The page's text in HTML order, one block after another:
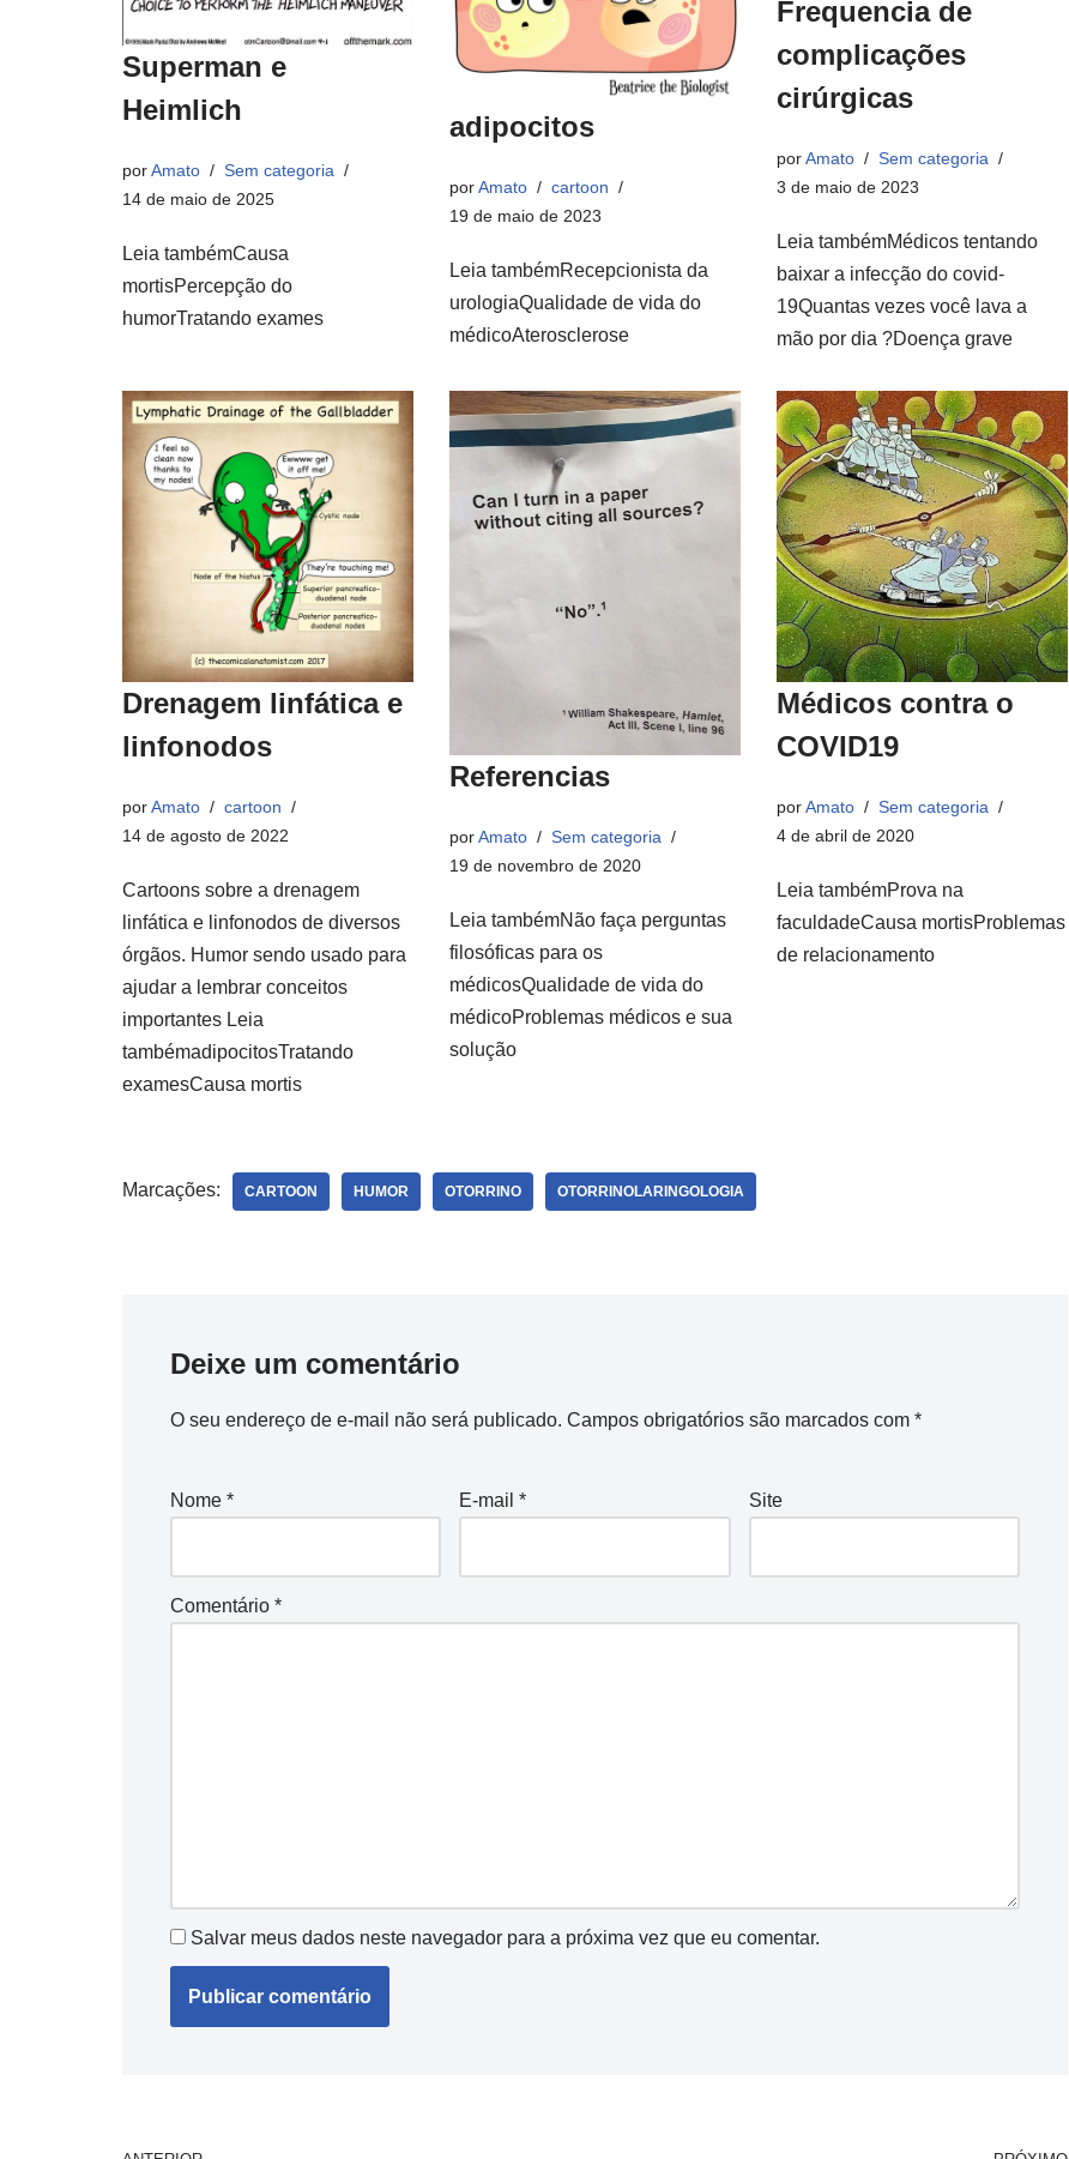
Superman e
Heimlich
porAmato
Sem categoria
14 de maio de 2025
Leia tambémCausa
mortisPercepção do
humorTratando exames
adipocitos
porAmato
cartoon
19 de maio de 2023
Leia tambémRecepcionista da
urologiaQualidade de vida do
médicoAterosclerose
Frequencia de
complicações
cirúrgicas
porAmato
Sem categoria
3 de maio de 2023
Leia tambémMédicos tentando
baixar a infecção do covid-
19Quantas vezes você lava a
mão por dia ?Doença grave
Drenagem linfática e
linfonodos
porAmato
cartoon
14 de agosto de 2022
Cartoons sobre a drenagem
linfática e linfonodos de diversos
órgãos. Humor sendo usado para
ajudar a lembrar conceitos
importantes Leia
tambémadipocitosTratando
examesCausa mortis
Referencias
porAmato
Sem categoria
19 de novembro de 2020
Leia tambémNão faça perguntas
filosóficas para os
médicosQualidade de vida do
médicoProblemas médicos e sua
solução
Médicos contra o
COVID19
porAmato
Sem categoria
4 de abril de 2020
Leia tambémProva na
faculdadeCausa mortisProblemas
de relacionamento
Marcações: CARTOON HUMOR OTORRINO OTORRINOLARINGOLOGIA
Deixe um comentário
O seu endereço de e-mail não será publicado. Campos obrigatórios são marcados com *
Nome * E-mail* Site
Comentário *
Salvar meus dados neste navegador para a próxima vez que eu comentar.